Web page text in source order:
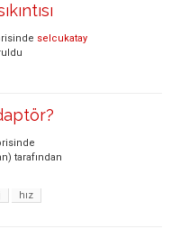
selcukatay
tarafından
hız